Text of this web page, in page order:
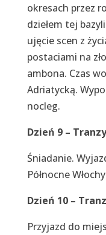
okresach przez
dziełem tej
ujęcie scen z
postaciami na
ambona. Czas
Adriatycką.
nocleg.
Dzień 9 –
Śniadanie.
Północne
Dzień 10 –
Przyjazd do